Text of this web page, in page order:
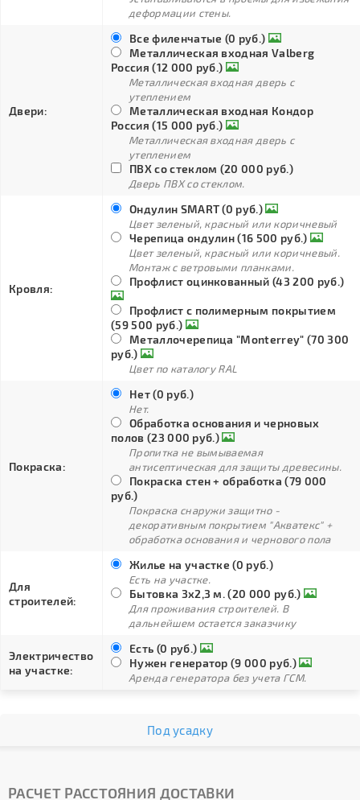
деформации стены.
Двери:
Все филенчатые (0 руб.)
Металлическая входная Valberg
Россия (12 000 руб.)
Металлическая входная дверь с
утеплением
Металлическая входная Кондор
Россия (15 000 руб.)
Металлическая входная дверь с
утеплением
ПВХ со стеклом (20 000 руб.)
Дверь ПВХ со стеклом.
Кровля:
Ондулин SMART (0 руб.)
Цвет зеленый, красный или коричневый
Черепица ондулин (16 500 руб.)
Цвет зеленый, красный или коричневый.
Монтаж с ветровыми планками.
Профлист оцинкованный (43 200 руб.)
Профлист с полимерным покрытием
(59 500 руб.)
Металлочерепица "Monterrey" (70 300
руб.)
Цвет по каталогу RAL
Покраска:
Нет (0 руб.)
Нет.
Обработка основания и черновых
полов (23 000 руб.)
Пропитка не вымываемая
антисептическая для защиты древесины.
Покраска стен + обработка (79 000
руб.)
Покраска снаружи защитно -
декоративным покрытием "Акватекс" +
обработка основания и чернового пола
Для
строителей:
Жилье на участке (0 руб.)
Есть на участке.
Бытовка 3х2,3 м. (20 000 руб.)
Для проживания строителей. В
дальнейшем остается заказчику
Электричество
на участке:
Есть (0 руб.)
Нужен генератор (9 000 руб.)
Аренда генератора без учета ГСМ.
Под усадку
РАСЧЕТ РАССТОЯНИЯ ДОСТАВКИ